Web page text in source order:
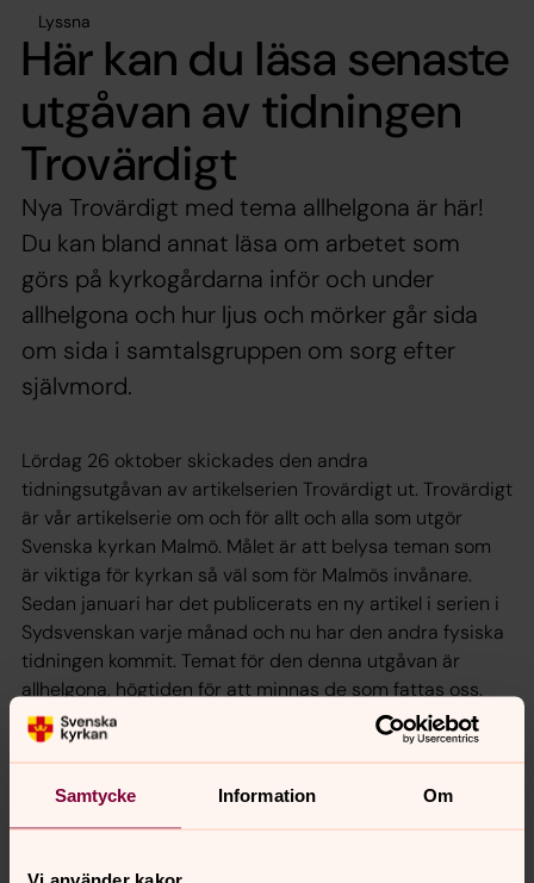
Samtycke Information Om
Lyssna
Här kan du läsa senaste
utgåvan av tidningen
Trovärdigt
Nya Trovärdigt med tema allhelgona är här!
Du kan bland annat läsa om arbetet som
görs på kyrkogårdarna inför och under
allhelgona och hur ljus och mörker går sida
om sida i samtalsgruppen om sorg efter
självmord.
Lördag 26 oktober skickades den andra
tidningsutgåvan av artikelserien Trovärdigt ut. Trovärdigt
är vår artikelserie om och för allt och alla som utgör
Svenska kyrkan Malmö. Målet är att belysa teman som
är viktiga för kyrkan så väl som för Malmös invånare.
Sedan januari har det publicerats en ny artikel i serien i
Sydsvenskan varje månad och nu har den andra fysiska
tidningen kommit. Temat för den denna utgåvan är
allhelgona, högtiden för att minnas de som fattas oss.
Om du inte har fått hem tidningen kan du läsa den
digitalt här
Senast ändrad 29 oktober 2024